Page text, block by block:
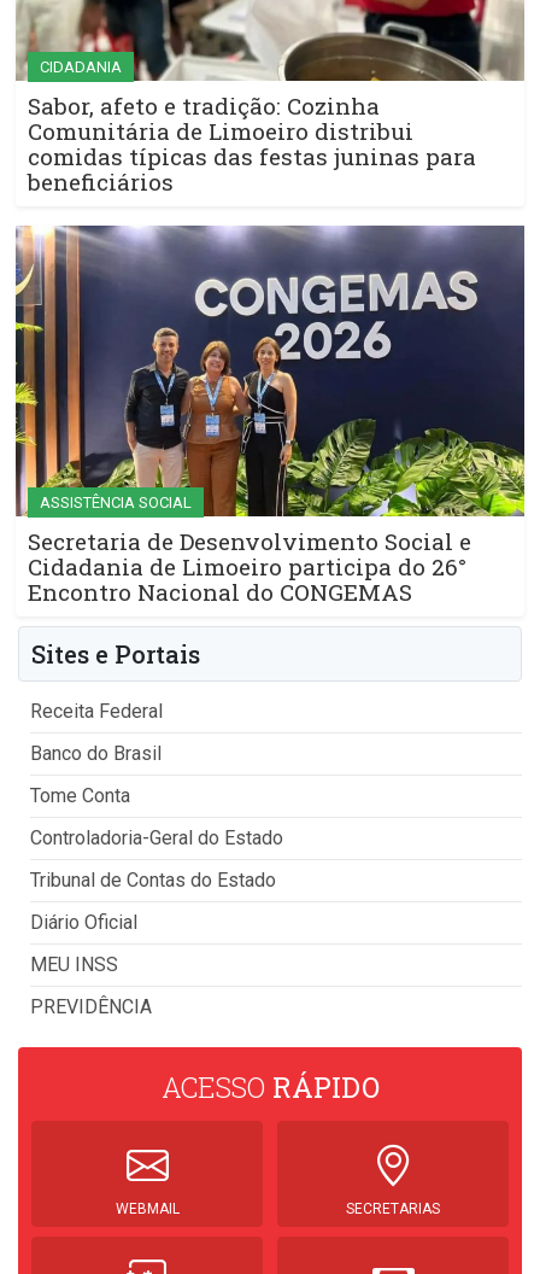
CIDADANIA
Sabor, afeto e tradição: Cozinha
Comunitária de Limoeiro distribui
comidas típicas das festas juninas para
beneficiários
ASSISTÊNCIA SOCIAL
Secretaria de Desenvolvimento Social e
Cidadania de Limoeiro participa do 26°
Encontro Nacional do CONGEMAS
Sites e Portais
Receita Federal
Banco do Brasil
Tome Conta
Controladoria-Geral do Estado
Tribunal de Contas do Estado
Diário Oficial
MEU INSS
PREVIDÊNCIA
ACESSO RÁPIDO
WEBMAIL SECRETARIAS